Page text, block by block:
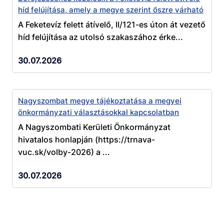
híd felújítása, amely a megye szerint őszre várható
A Feketevíz felett átívelő, II/121-es úton át vezető
híd felújítása az utolsó szakaszához érke...
30.07.2026
Nagyszombat megye tájékoztatása a megyei
önkormányzati választásokkal kapcsolatban
A Nagyszombati Kerületi Önkormányzat
hivatalos honlapján (https://trnava-
vuc.sk/volby-2026) a ...
30.07.2026